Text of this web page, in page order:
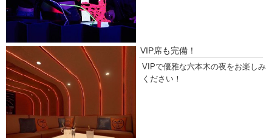
VIP席も完備！
VIPで優雅な六本木の夜をお楽しみ
ください！